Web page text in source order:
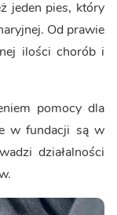
jeden pies, który
Od prawie
ilości chorób i
pomocy dla
w fundacji są w
działalności